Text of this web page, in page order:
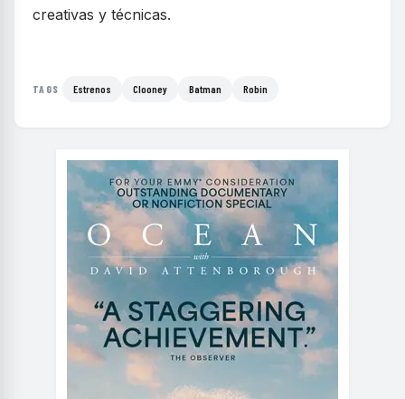
creativas y técnicas.
TAGS Estrenos Clooney Batman Robin